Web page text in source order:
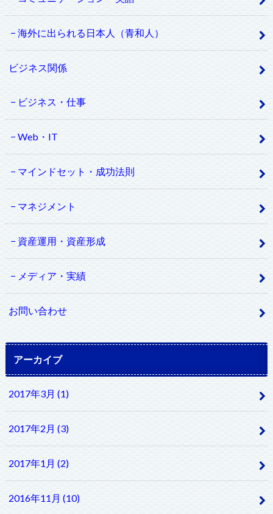
海外に出られる日本人（青和人）
ビジネス関係
ビジネス・仕事
Web・IT
マインドセット・成功法則
マネジメント
資産運用・資産形成
メディア・実績
お問い合わせ
アーカイブ
2017年3月 (1)
2017年2月 (3)
2017年1月 (2)
2016年11月 (10)